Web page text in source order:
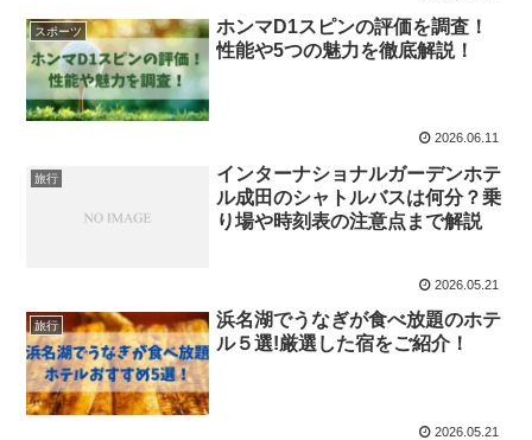
スポーツ
ホンマD1スピンの評価を調査！
性能や5つの魅力を徹底解説！
2026.06.11
旅行
インターナショナルガーデンホテ
ル成田のシャトルバスは何分？乗
り場や時刻表の注意点まで解説
2026.05.21
旅行
浜名湖でうなぎが食べ放題のホテ
ル５選!厳選した宿をご紹介！
2026.05.21